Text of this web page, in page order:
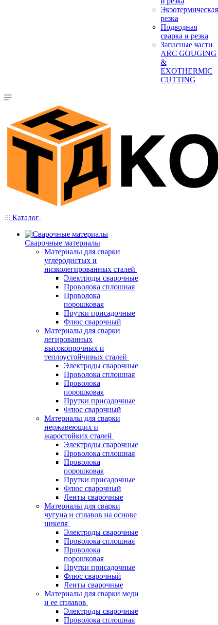
Экзотермическая
резка
Подводная
сварка и резка
Запасные части
ARC GOUGING
&
EXOTHERMIC
CUTTING
Каталог
Сварочные материалы
Материалы для сварки
углеродистых и
низколегированных сталей
Электроды сварочные
Проволока сплошная
Проволока
порошковая
Прутки присадочные
Флюс сварочный
Материалы для сварки
легированных
высокопрочных и
теплоустойчивых сталей
Электроды сварочные
Проволока сплошная
Проволока
порошковая
Прутки присадочные
Флюс сварочный
Материалы для сварки
нержавеющих и
жаростойких сталей
Электроды сварочные
Проволока сплошная
Проволока
порошковая
Прутки присадочные
Флюс сварочный
Ленты сварочные
Материалы для сварки
чугуна и сплавов на основе
никеля
Электроды сварочные
Проволока сплошная
Проволока
порошковая
Прутки присадочные
Флюс сварочный
Ленты сварочные
Материалы для сварки меди
и ее сплавов
Электроды сварочные
Проволока сплошная